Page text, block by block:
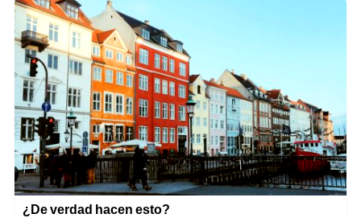
¿De verdad hacen esto?